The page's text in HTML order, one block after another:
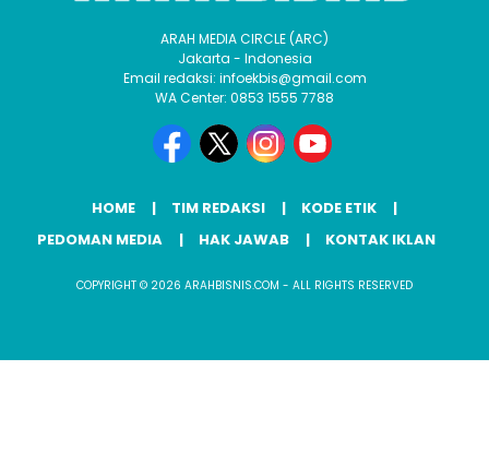
ARAH MEDIA CIRCLE (ARC)
Jakarta - Indonesia
Email redaksi: infoekbis@gmail.com
WA Center: 0853 1555 7788
HOME TIM REDAKSI
KODE ETIK
PEDOMAN MEDIA
HAK JAWAB KONTAK IKLAN
COPYRIGHT © 2026 ARAHBISNIS.COM - ALL RIGHTS RESERVED